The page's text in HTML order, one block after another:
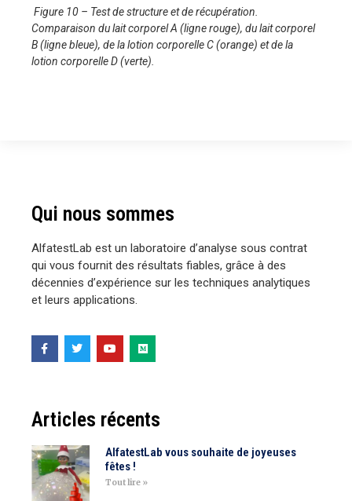
Figure 10 – Test de structure et de récupération.
Comparaison du lait corporel A (ligne rouge), du lait corporel
B (ligne bleue), de la lotion corporelle C (orange) et de la
lotion corporelle D (verte).
Qui nous sommes
AlfatestLab est un laboratoire d’analyse sous contrat
qui vous fournit des résultats fiables, grâce à des
décennies d’expérience sur les techniques analytiques
et leurs applications.
Articles récents
AlfatestLab vous souhaite de joyeuses
fêtes !
Tout lire »